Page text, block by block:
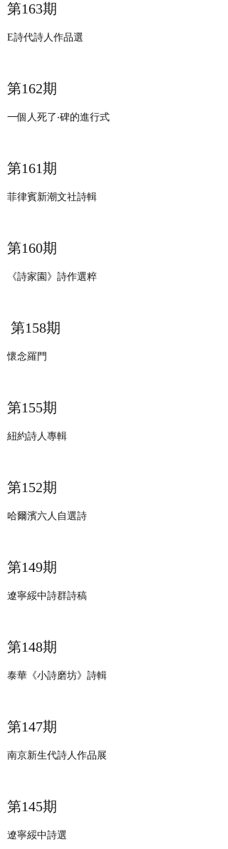
​​第163期
E詩代詩人作品選
​​第162期
一個人死了‧碑的進行式
​​第161期
菲律賓新潮文社詩輯
第160期
《詩家園》詩作選粹
第158期
懷念羅門
第155期
紐約詩人專輯
第152期
哈爾濱六人自選詩
第149期
遼寧綏中詩群詩稿
第148期
泰華《小詩磨坊》詩輯
第147期
南京新生代詩人作品展
第145期
遼寧綏中詩選